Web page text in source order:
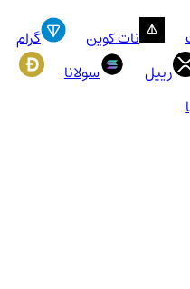
نات کوین
گرام
ریپل
سولانا